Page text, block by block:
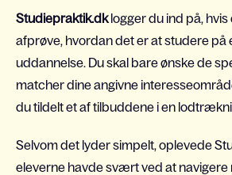
Studiepraktik.dklogger du ind på, hvis
afprøve, hvordan det er at studere på
uddannelse. Du skal bare ønske de
matcher dine angivne
du tildelt et af tilbuddene i en
Selvom det lyder simpelt, oplevede
eleverne havde svært ved at navigere